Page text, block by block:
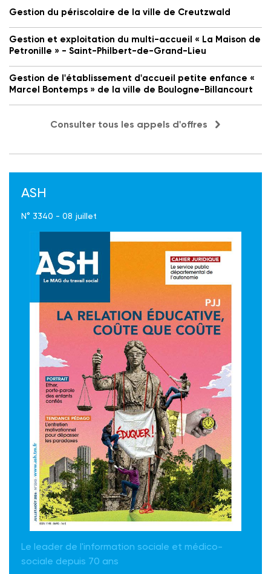
Gestion du périscolaire de la ville de Creutzwald
Gestion et exploitation du multi-accueil « La Maison de
Petronille » - Saint-Philbert-de-Grand-Lieu
Gestion de l'établissement d'accueil petite enfance «
Marcel Bontemps » de la ville de Boulogne-Billancourt
Consulter tous les appels d'offres
ASH
N° 3340 - 08 juillet
Le leader de l'information sociale et médico-
sociale depuis 70 ans